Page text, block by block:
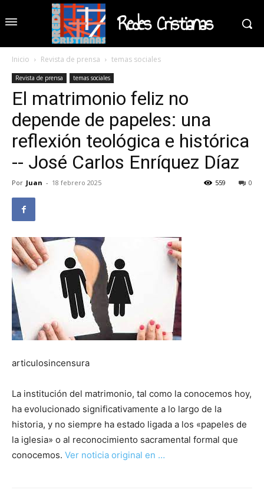
Redes Cristianas
Inicio Revista de prensa temas sociales
Revista de prensa temas sociales
El matrimonio feliz no
depende de papeles: una
reflexión teológica e histórica
-- José Carlos Enríquez Díaz
Por Juan - 18 febrero 2025 0
559
articulosincensura
La institución del matrimonio, tal como la conocemos hoy,
ha evolucionado significativamente a lo largo de la
historia, y no siempre ha estado ligada a los «papeles de
la iglesia» o al reconocimiento sacramental formal que
conocemos. Ver noticia original en …